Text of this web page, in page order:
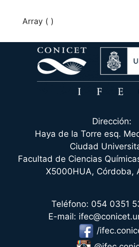
Array ( )
Dirección:
Haya de la Torre esq.
Ciudad
Facultad de Ciencias
X5000HUA, Córdoba,
Teléfono: 054 0351
E-mail:
/